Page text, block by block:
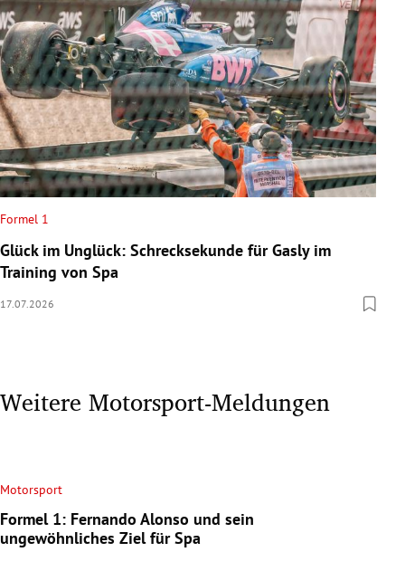
Formel 1
Glück im Unglück: Schrecksekunde für Gasly im
Training von Spa
17.07.2026
Weitere Motorsport-Meldungen
Motorsport
Formel 1: Fernando Alonso und sein
ungewöhnliches Ziel für Spa